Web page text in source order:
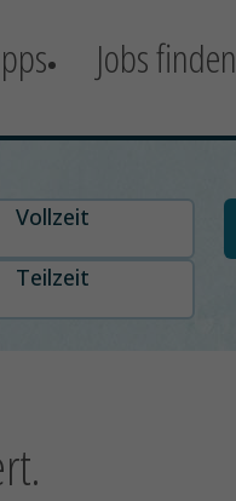
Jobs finden
auswählen
Vollzeit
Teilzeit